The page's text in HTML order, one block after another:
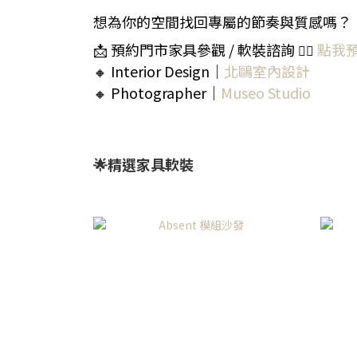
想為你的空間找回專屬的節奏與質感嗎？
📩 預約門市家具參觀 / 軟裝諮詢 👉🏻 點我
🔸 Interior Design｜ 北鷗室內設計
🔸 Photographer｜ Museo Studio
🌟精選家具軟裝